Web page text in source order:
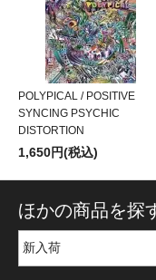
POLYPICAL / POSITIVE
SYNCING PSYCHIC
DISTORTION
1,650円(税込)
ほかの商品を探